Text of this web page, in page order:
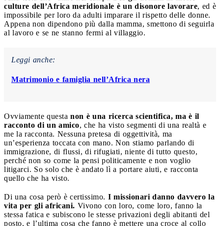
culture dell’Africa meridionale è un disonore lavorare, ed è
impossibile per loro da adulti imparare il rispetto delle donne.
Appena non dipendono più dalla mamma, smettono di seguirla
al lavoro e se ne stanno fermi al villaggio.
Leggi anche:
Matrimonio e famiglia nell’Africa nera
Ovviamente questa non è una ricerca scientifica, ma è il
racconto di un amico, che ha visto segmenti di una realtà e
me la racconta. Nessuna pretesa di oggettività, ma
un’esperienza toccata con mano. Non stiamo parlando di
immigrazione, di flussi, di rifugiati, niente di tutto questo,
perché non so come la pensi politicamente e non voglio
litigarci. So solo che è andato lì a portare aiuti, e racconta
quello che ha visto.
Di una cosa però è certissimo. I missionari danno davvero la
vita per gli africani. Vivono con loro, come loro, fanno la
stessa fatica e subiscono le stesse privazioni degli abitanti del
posto, e l’ultima cosa che fanno è mettere una croce al collo